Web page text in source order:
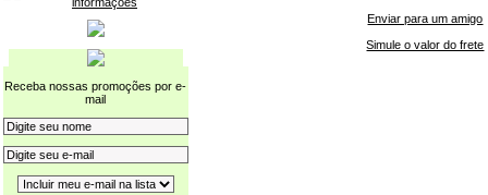
Receba nossas promoções por e-
mail
Enviar para um amigo
Simule o valor do frete